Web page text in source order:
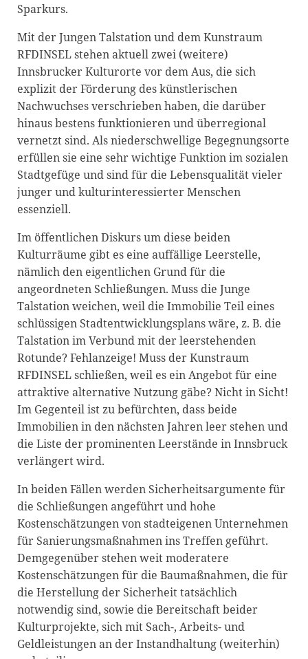
Sparkurs.
Mit der Jungen Talstation und dem Kunstraum
RFDINSEL stehen aktuell zwei (weitere)
Innsbrucker Kulturorte vor dem Aus, die sich
explizit der Förderung des künstlerischen
Nachwuchses verschrieben haben, die darüber
hinaus bestens funktionieren und überregional
vernetzt sind. Als niederschwellige Begegnungsorte
erfüllen sie eine sehr wichtige Funktion im sozialen
Stadtgefüge und sind für die Lebensqualität vieler
junger und kulturinteressierter Menschen
essenziell.
Im öffentlichen Diskurs um diese beiden
Kulturräume gibt es eine auffällige Leerstelle,
nämlich den eigentlichen Grund für die
angeordneten Schließungen. Muss die Junge
Talstation weichen, weil die Immobilie Teil eines
schlüssigen Stadtentwicklungsplans wäre, z. B. die
Talstation im Verbund mit der leerstehenden
Rotunde? Fehlanzeige! Muss der Kunstraum
RFDINSEL schließen, weil es ein Angebot für eine
attraktive alternative Nutzung gäbe? Nicht in Sicht!
Im Gegenteil ist zu befürchten, dass beide
Immobilien in den nächsten Jahren leer stehen und
die Liste der prominenten Leerstände in Innsbruck
verlängert wird.
In beiden Fällen werden Sicherheitsargumente für
die Schließungen angeführt und hohe
Kostenschätzungen von stadteigenen Unternehmen
für Sanierungsmaßnahmen ins Treffen geführt.
Demgegenüber stehen weit moderatere
Kostenschätzungen für die Baumaßnahmen, die für
die Herstellung der Sicherheit tatsächlich
notwendig sind, sowie die Bereitschaft beider
Kulturprojekte, sich mit Sach-, Arbeits- und
Geldleistungen an der Instandhaltung (weiterhin)